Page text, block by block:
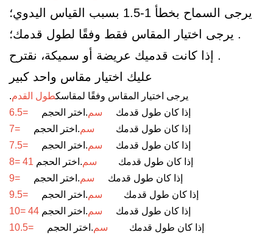
يرجى السماح بخطأ 1-1.5 بسبب القياس اليدوي؛
3. إذا كانت قدميك عريضة أو سميكة، نقترح
عليك اختيار مقاس واحد كبير
يرجى اختيار المقاس وفقًا لمقاسكطول القدم.
إذا كان طول قدمك
.اختر الحجم
إذا كان طول قدمك
.اختر الحجم
إذا كان طول قدمك
.اختر الحجم
إذا كان طول قدمك
.اختر الحجم
إذا كان طول قدمك
.اختر الحجم
إذا كان طول قدمك
.اختر الحجم
إذا كان طول قدمك
.اختر الحجم
إذا كان طول قدمك
.اختر الحجم